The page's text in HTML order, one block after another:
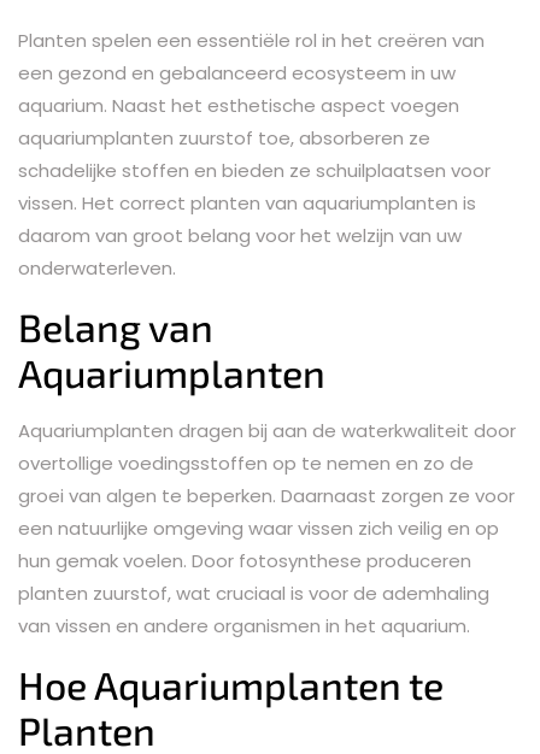
Planten spelen een essentiële rol in het creëren van
een gezond en gebalanceerd ecosysteem in uw
aquarium. Naast het esthetische aspect voegen
aquariumplanten zuurstof toe, absorberen ze
schadelijke stoffen en bieden ze schuilplaatsen voor
vissen. Het correct planten van aquariumplanten is
daarom van groot belang voor het welzijn van uw
onderwaterleven.
Belang van
Aquariumplanten
Aquariumplanten dragen bij aan de waterkwaliteit door
overtollige voedingsstoffen op te nemen en zo de
groei van algen te beperken. Daarnaast zorgen ze voor
een natuurlijke omgeving waar vissen zich veilig en op
hun gemak voelen. Door fotosynthese produceren
planten zuurstof, wat cruciaal is voor de ademhaling
van vissen en andere organismen in het aquarium.
Hoe Aquariumplanten te
Planten